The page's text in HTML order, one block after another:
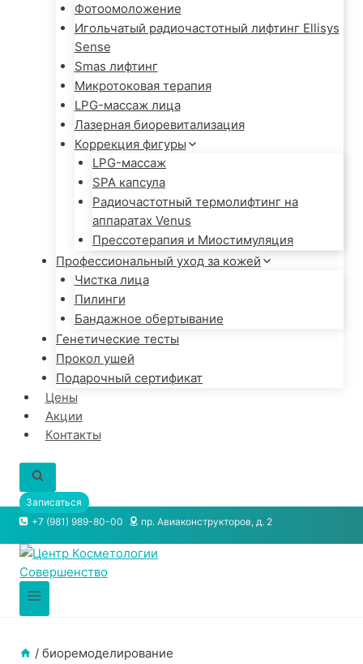
Фотоомоложение
Игольчатый радиочастотный лифтинг Ellisys
Sense
Smas лифтинг
Микротоковая терапия
LPG-массаж лица
Лазерная биоревитализация
Коррекция фигуры
LPG-массаж
SPA капсула
Радиочастотный термолифтинг на
аппаратах Venus
Прессотерапия и Миостимуляция
Профессиональный уход за кожей
Чистка лица
Пилинги
Бандажное обертывание
Генетические тесты
Прокол ушей
Подарочный сертификат
Цены
Акции
Контакты
Записаться
+7 (981) 989-80-00
пр. Авиаконструкторов, д. 2
/ биоремоделирование